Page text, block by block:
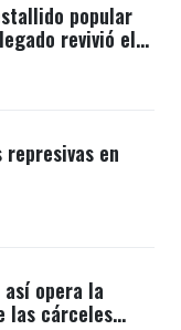
popular
revivió el
represivas en
opera la
las cárceles